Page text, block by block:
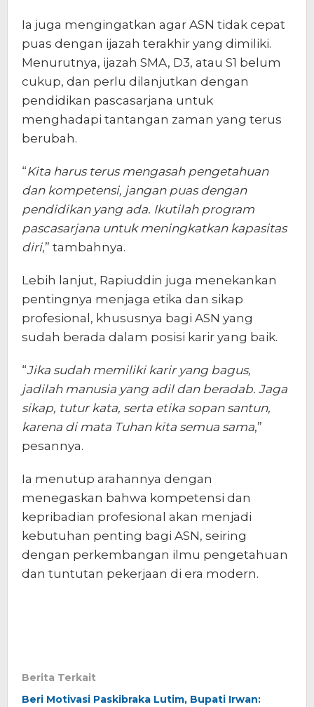
Ia juga mengingatkan agar ASN tidak cepat
puas dengan ijazah terakhir yang dimiliki.
Menurutnya, ijazah SMA, D3, atau S1 belum
cukup, dan perlu dilanjutkan dengan
pendidikan pascasarjana untuk
menghadapi tantangan zaman yang terus
berubah.
“Kita harus terus mengasah pengetahuan
dan kompetensi, jangan puas dengan
pendidikan yang ada. Ikutilah program
pascasarjana untuk meningkatkan kapasitas
diri,” tambahnya.
Lebih lanjut, Rapiuddin juga menekankan
pentingnya menjaga etika dan sikap
profesional, khususnya bagi ASN yang
sudah berada dalam posisi karir yang baik.
“Jika sudah memiliki karir yang bagus,
jadilah manusia yang adil dan beradab. Jaga
sikap, tutur kata, serta etika sopan santun,
karena di mata Tuhan kita semua sama,”
pesannya.
Ia menutup arahannya dengan
menegaskan bahwa kompetensi dan
kepribadian profesional akan menjadi
kebutuhan penting bagi ASN, seiring
dengan perkembangan ilmu pengetahuan
dan tuntutan pekerjaan di era modern.
Berita Terkait
Beri Motivasi Paskibraka Lutim, Bupati Irwan: